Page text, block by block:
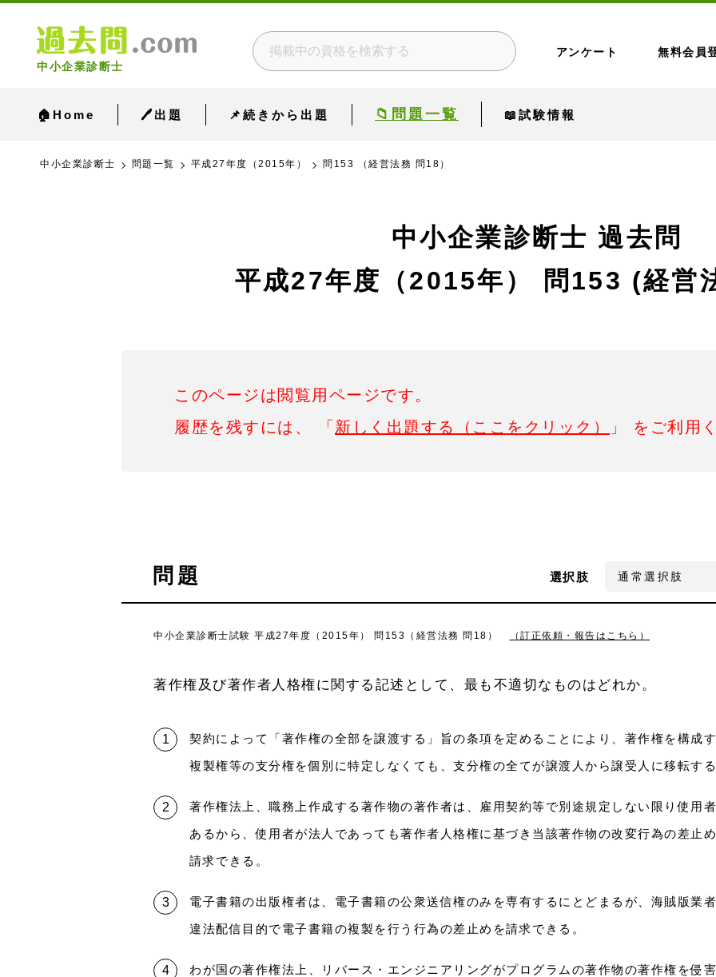
中小企業診断士
アンケート 無料会員
🏠Home 🖊出題 📌続きから出題 📁問題一覧 📖試験情報
中小企業診断士 問題一覧 平成27年度（2015年） 問153 （経営法務 問18）
中小企業診断士 過去問
平成27年度（2015年）
問153 (経営
このページは閲覧用ページです。
履歴を残すには、 「 新しく出題する（ここをクリック） 」 をご利用
問題 選択肢
中小企業診断士試験 平成27年度（2015年） 問153（経営法務 問18） （訂正依頼・報告はこちら）
著作権及び著作者人格権に関する記述として、最も不適切なものはどれか。
契約によって「著作権の全部を譲渡する」旨の条項を定めることにより、著作権を構成
複製権等の支分権を個別に特定しなくても、支分権の全てが譲渡人から譲受人に移転する
著作権法上、職務上作成する著作物の著作者は、雇用契約等で別途規定しない限り使用
あるから、使用者が法人であっても著作者人格権に基づき当該著作物の改変行為の差止
請求できる。
電子書籍の出版権者は、電子書籍の公衆送信権のみを専有するにとどまるが、海賊版業
違法配信目的で電子書籍の複製を行う行為の差止めを請求できる。
わが国の著作権法上、リバース・エンジニアリングがプログラムの著作物の著作権を侵